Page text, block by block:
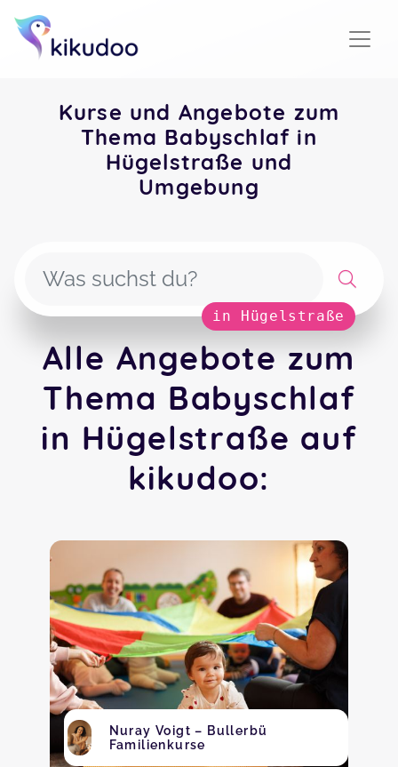
Kurse und Angebote zum
Thema Babyschlaf in
Hügelstraße und
Umgebung
in Hügelstraße
Alle Angebote zum
Thema Babyschlaf
in Hügelstraße auf
kikudoo:
Nuray Voigt – Bullerbü
Familienkurse